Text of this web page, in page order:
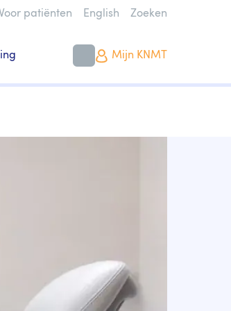
Voor patiënten English
Zoeken
Mijn KNMT